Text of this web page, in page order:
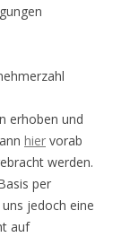
erhoben und
hier vorab
werden.
per
jedoch eine
auf